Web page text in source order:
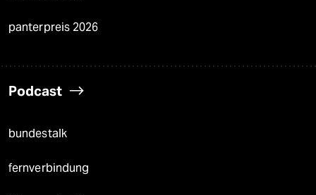
panterpreis 2026
Podcast
bundestalk
fernverbindung